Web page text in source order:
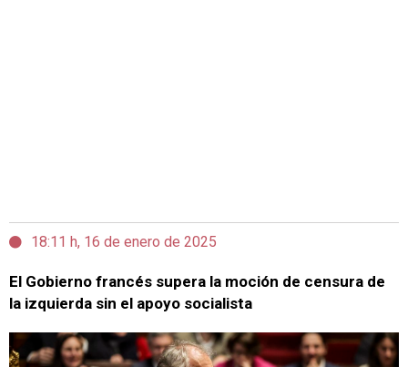
18:11 h, 16 de enero de 2025
El Gobierno francés supera la moción de censura de
la izquierda sin el apoyo socialista